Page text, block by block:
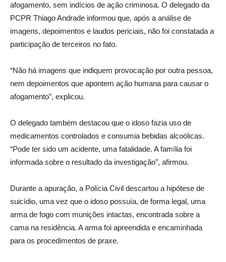
afogamento, sem indícios de ação criminosa. O delegado da
PCPR Thiago Andrade informou que, após a análise de
imagens, depoimentos e laudos periciais, não foi constatada a
participação de terceiros no fato.
“Não há imagens que indiquem provocação por outra pessoa,
nem depoimentos que apontem ação humana para causar o
afogamento”, explicou.
O delegado também destacou que o idoso fazia uso de
medicamentos controlados e consumia bebidas alcoólicas.
“Pode ter sido um acidente, uma fatalidade. A família foi
informada sobre o resultado da investigação”, afirmou.
Durante a apuração, a Polícia Civil descartou a hipótese de
suicídio, uma vez que o idoso possuía, de forma legal, uma
arma de fogo com munições intactas, encontrada sobre a
cama na residência. A arma foi apreendida e encaminhada
para os procedimentos de praxe.